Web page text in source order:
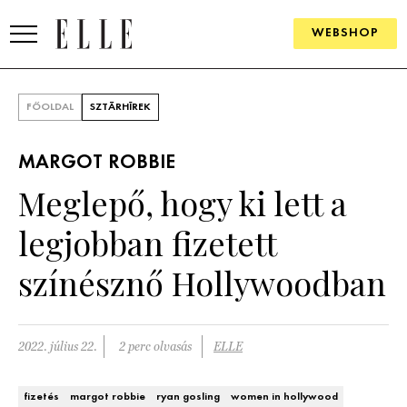
WEBSHOP
SZÉPSÉG
KULTÚRA
ÉLETMÓD
PÁRKAPCSOLAT
FŐOLDAL SZTÁRHÍREK
MARGOT ROBBIE
Meglepő, hogy ki lett a
legjobban fizetett
színésznő Hollywoodban
2022. július 22. 2 perc olvasás ELLE
fizetés margot robbie ryan gosling
women in hollywood